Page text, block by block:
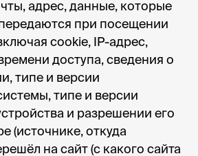
адрес, данные, которые
при посещении
cookie, IP-адрес,
доступа, сведения о
типе и версии
типе и версии
и разрешении его
(источнике, откуда
на сайт (с какого сайта